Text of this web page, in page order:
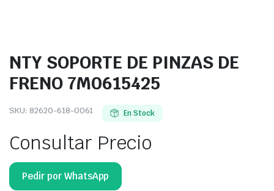
NTY SOPORTE DE PINZAS DE
FRENO 7M0615425
SKU: 82620-618-0061 En Stock
Consultar Precio
Pedir por WhatsApp